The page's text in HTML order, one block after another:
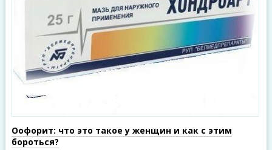
Оофорит: что это такое у женщин и как с этим
бороться?